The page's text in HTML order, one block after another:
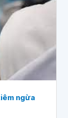
ngừa